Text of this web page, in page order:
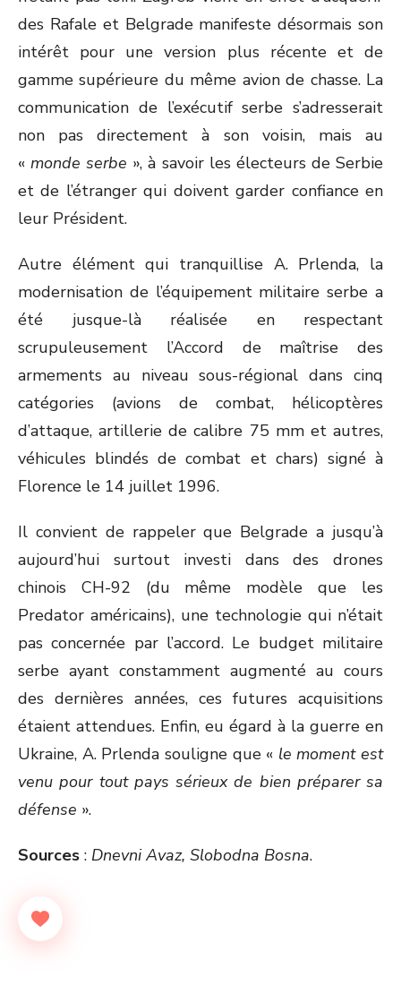
des Rafale et Belgrade manifeste désormais son
intérêt pour une version plus récente et de
gamme supérieure du même avion de chasse. La
communication de l’exécutif serbe s’adresserait
non pas directement à son voisin, mais au
«monde serbe », à savoir les électeurs de Serbie
et de l’étranger qui doivent garder confiance en
leur Président.
Autre élément qui tranquillise A. Prlenda, la
modernisation de l’équipement militaire serbe a
été jusque-là réalisée en respectant
scrupuleusement l’Accord de maîtrise des
armements au niveau sous-régional dans cinq
catégories (avions de combat, hélicoptères
d’attaque, artillerie de calibre 75 mm et autres,
véhicules blindés de combat et chars) signé à
Florence le 14 juillet 1996.
Il convient de rappeler que Belgrade a jusqu’à
aujourd’hui surtout investi dans des drones
chinois CH-92 (du même modèle que les
Predator américains), une technologie qui n’était
pas concernée par l’accord. Le budget militaire
serbe ayant constamment augmenté au cours
des dernières années, ces futures acquisitions
étaient attendues. Enfin, eu égard à la guerre en
Ukraine, A. Prlenda souligne que « le moment est
venu pour tout pays sérieux de bien préparer sa
défense ».
Sources : Dnevni Avaz, Slobodna Bosna.